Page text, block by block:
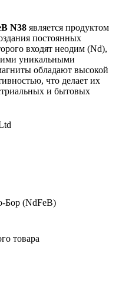
N38 является продуктом
постоянных
входят неодим (Nd),
уникальными
обладают высокой
что делает их
и бытовых
Бор (NdFeB)
товара